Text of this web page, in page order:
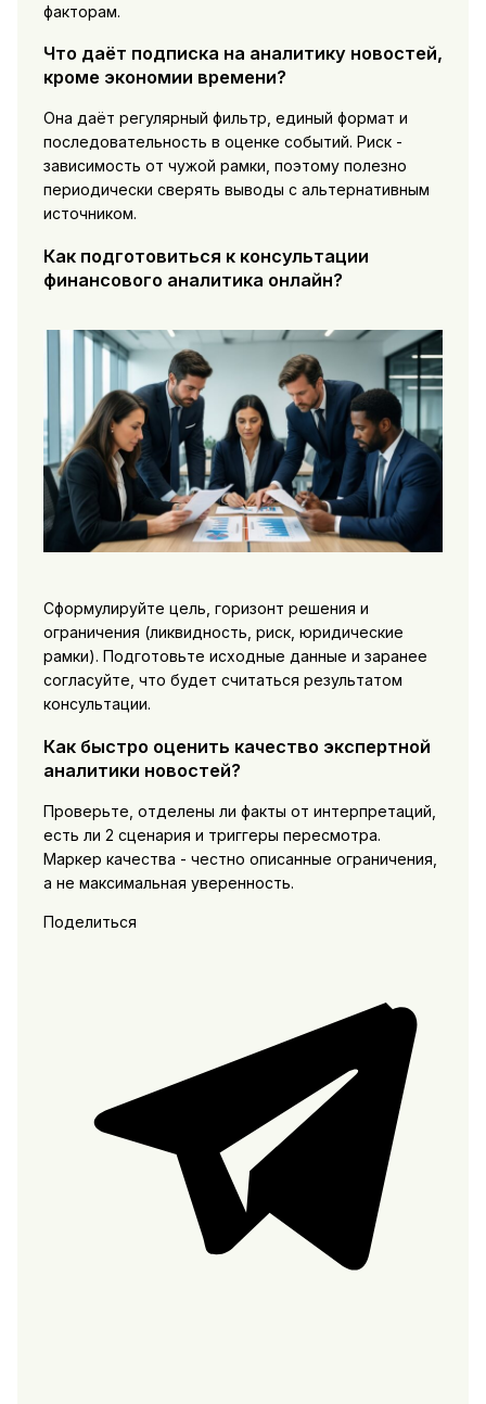
факторам.
Что даёт подписка на аналитику новостей,
кроме экономии времени?
Она даёт регулярный фильтр, единый формат и
последовательность в оценке событий. Риск -
зависимость от чужой рамки, поэтому полезно
периодически сверять выводы с альтернативным
источником.
Как подготовиться к консультации
финансового аналитика онлайн?
Сформулируйте цель, горизонт решения и
ограничения (ликвидность, риск, юридические
рамки). Подготовьте исходные данные и заранее
согласуйте, что будет считаться результатом
консультации.
Как быстро оценить качество экспертной
аналитики новостей?
Проверьте, отделены ли факты от интерпретаций,
есть ли 2 сценария и триггеры пересмотра.
Маркер качества - честно описанные ограничения,
а не максимальная уверенность.
Поделиться